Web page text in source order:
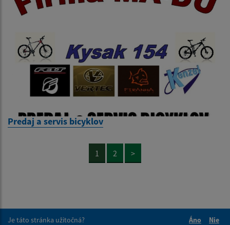
Predaj a servis bicyklov
1 2 >
Je táto stránka užitočná?
Áno
Nie